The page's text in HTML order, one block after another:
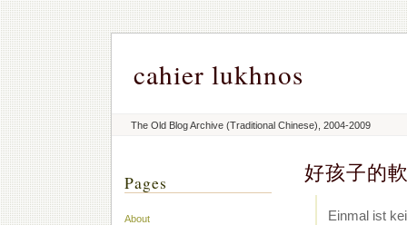
cahier lukhnos
The Old Blog Archive (Traditional Chinese), 2004-2009
好孩子的
Einmal ist
Pages
About